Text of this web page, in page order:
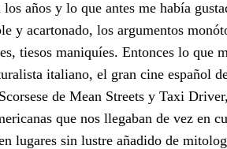
los años y lo que antes me había
y acartonado, los argumentos
tiesos maniquíes. Entonces lo que
italiano, el gran cine español
de Mean Streets y Taxi
que nos llegaban de vez en
lugares sin lustre añadido de